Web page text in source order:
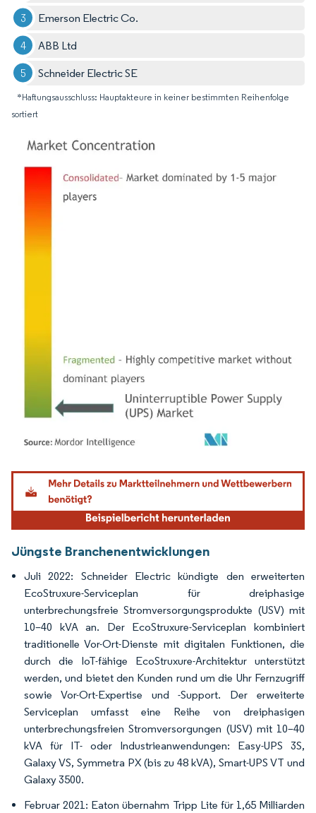
Emerson Electric Co.
ABB Ltd
Schneider Electric SE
*Haftungsausschluss: Hauptakteure in keiner bestimmten Reihenfolge
sortiert
Bild © Mordor Intelligence. Wiederverwendung erfordert Namensnennung gemäß
Jüngste Branchenentwicklungen
Juli 2022: Schneider Electric kündigte den erweiterten
EcoStruxure-Serviceplan für dreiphasige
unterbrechungsfreie Stromversorgungsprodukte (USV) mit
10–40 kVA an. Der EcoStruxure-Serviceplan kombiniert
traditionelle Vor-Ort-Dienste mit digitalen Funktionen, die
durch die IoT-fähige EcoStruxure-Architektur unterstützt
werden, und bietet den Kunden rund um die Uhr Fernzugriff
sowie Vor-Ort-Expertise und -Support. Der erweiterte
Serviceplan umfasst eine Reihe von dreiphasigen
unterbrechungsfreien Stromversorgungen (USV) mit 10–40
kVA für IT- oder Industrieanwendungen: Easy-UPS 3S,
Galaxy VS, Symmetra PX (bis zu 48 kVA), Smart-UPS VT und
Galaxy 3500.
Februar 2021: Eaton übernahm Tripp Lite für 1,65 Milliarden